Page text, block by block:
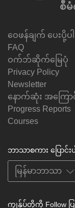
စီ
ဝေဖန်ချက် ပေးပို့ပါ
FAQ
ဝက်ဘ်ဆိုက်မြေပုံ
Privacy Policy
Newsletter
နောက်ဆုံး အကြော
Progress Reports
Courses
ဘာသာစကား ပြောင်းပ
ကျွန်ုပ်တို့ကို Follow ပ